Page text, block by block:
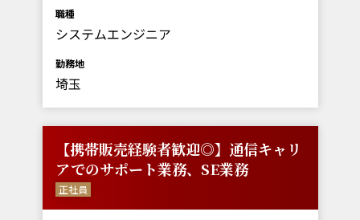
職種
システムエンジニア
勤務地
埼玉
【携帯販売経験者歓迎◎】通信キャリ
アでのサポート業務、SE業務
正社員